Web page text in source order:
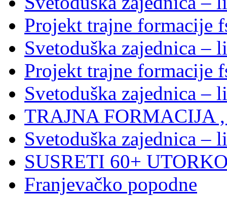
Projekt trajne formacije
Svetoduška zajednica –
Projekt trajne formacije
Svetoduška zajednica –
TRAJNA FORMACIJA
Svetoduška zajednica –
SUSRETI 60+
Franjevačko popodne